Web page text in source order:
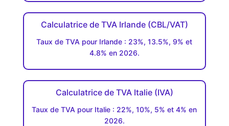
Calculatrice de TVA Irlande (CBL/VAT)
Taux de TVA pour Irlande : 23%, 13.5%, 9% et
4.8% en 2026.
Calculatrice de TVA Italie (IVA)
Taux de TVA pour Italie : 22%, 10%, 5% et 4% en
2026.